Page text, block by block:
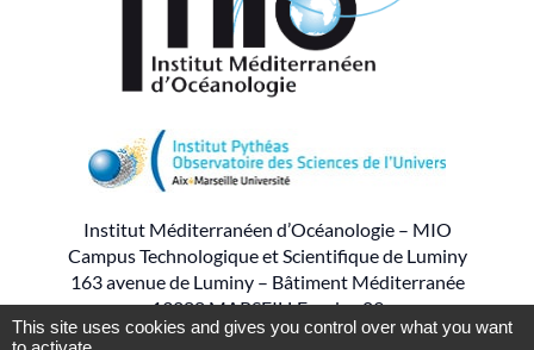
Institut Méditerranéen d’Océanologie – MIO
Campus Technologique et Scientifique de Luminy
163 avenue de Luminy – Bâtiment Méditerranée
13288 MARSEILLE cedex 09
This site uses cookies and gives you control over what you want